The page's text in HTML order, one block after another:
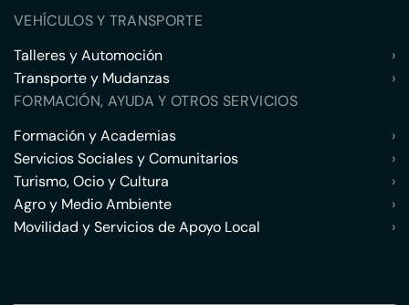
VEHÍCULOS Y TRANSPORTE
Talleres y Automoción
›
Transporte y Mudanzas
›
FORMACIÓN, AYUDA Y OTROS SERVICIOS
Formación y Academias
›
Servicios Sociales y Comunitarios
›
Turismo, Ocio y Cultura
›
Agro y Medio Ambiente
›
Movilidad y Servicios de Apoyo Local
›